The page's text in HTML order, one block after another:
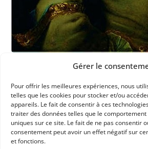
Gérer le
Pour offrir les meilleures expériences, nous
telles que les cookies pour stocker et/ou
appareils. Le fait de consentir à ces
traiter des données telles que le comportement
uniques sur ce site. Le fait de ne pas consentir
consentement peut avoir un effet négatif sur
et fonctions.
Dans les catégories
RESSOURCES
TEMPS MODERNES LYCÉE GÉNÉRAL ET